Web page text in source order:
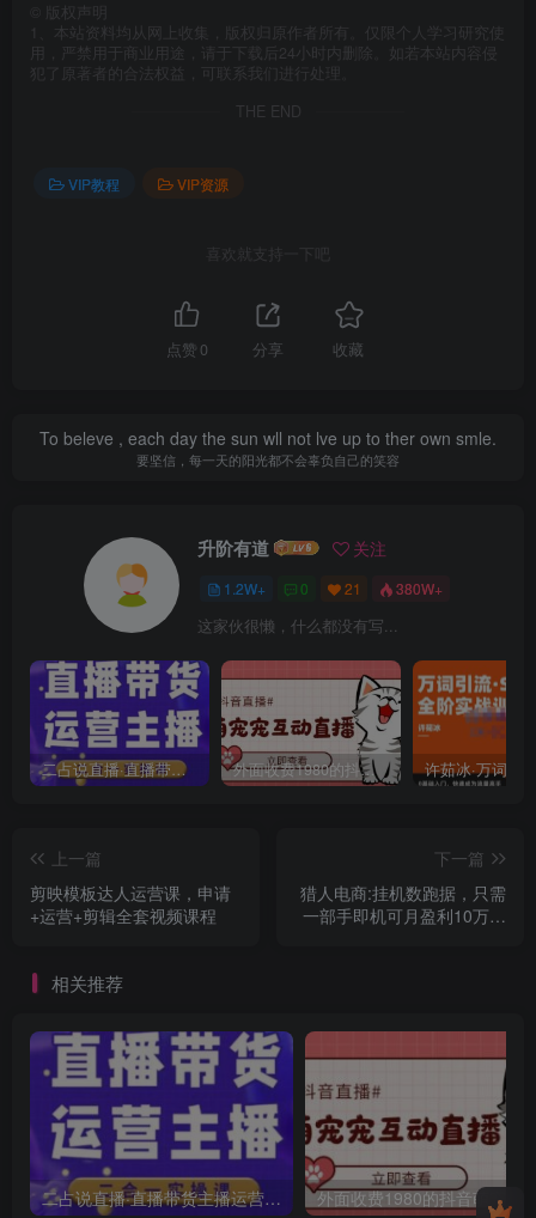
版权声明
1、本站资料均从网上收集，版权归原作者所有。仅限个人学习研究使
用，严禁用于商业用途，请于下载后24小时内删除。如若本站内容侵
犯了原著者的合法权益，可联系我们进行处理。
THE END
VIP教程 VIP资源
喜欢就支持一下吧
点赞 0 分享 收藏
To beleve , each day the sun wll not lve up to ther own smle.
要坚信，每一天的阳光都不会辜负自己的笑容
升阶有道 关注
1.2W+ 0 21 380W+
这家伙很懒，什么都没有写...
二占说直播·直播带货主播运营课程，主播运营二合一实操课 外面收费1980的抖音萌宠宠直播项目，可虚拟人直播，抖音报白，实时互动直播【软件+详细教程】
上一篇
剪映模板达人运营课，申请
+运营+剪辑全套视频课程
下一篇
猎人电商:挂机数跑‬据，只需
一部手即机‬可月盈利10万＋
相关推荐
二占说直播·直播带货主播运营课程，主播运营二合一实操课